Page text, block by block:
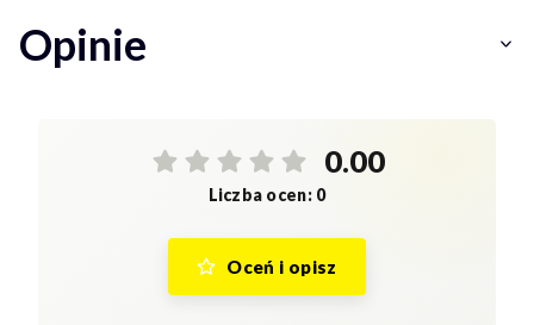
Opinie
0.00
Liczba ocen: 0
Oceń i opisz